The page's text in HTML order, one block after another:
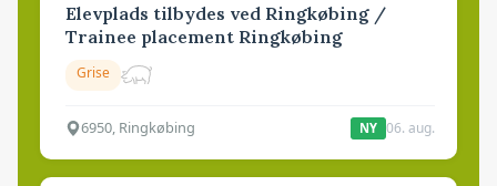
Elevplads tilbydes ved Ringkøbing /
Trainee placement Ringkøbing
Grise
6950, Ringkøbing NY 06. aug.